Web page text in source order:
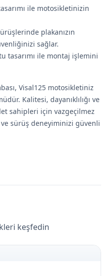
ile motosikletinizin
plakanızın
sağlar.
tasarımı ile montaj işlemini
Visal125 motosikletiniz
Kalitesi, dayanıklılığı ve
sahipleri için vazgeçilmez
sürüş deneyiminizi güvenli
keşfedin